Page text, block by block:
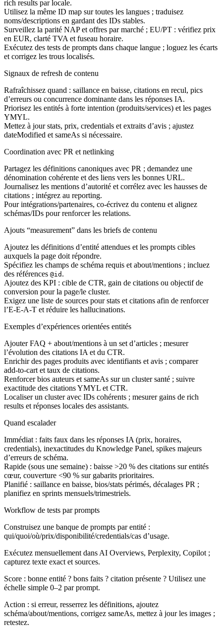
rich results par locale.
Utilisez la même ID map sur toutes les langues ; traduisez
noms/descriptions en gardant des IDs stables.
Surveillez la parité NAP et offres par marché ; EU/PT : vérifiez prix
en EUR, clarté TVA et fuseau horaire.
Exécutez des tests de prompts dans chaque langue ; loguez les écarts
et corrigez les trous localisés.
Signaux de refresh de contenu
Rafraîchissez quand : saillance en baisse, citations en recul, pics
d’erreurs ou concurrence dominante dans les réponses IA.
Priorisez les entités à forte intention (produits/services) et les pages
YMYL.
Mettez à jour stats, prix, credentials et extraits d’avis ; ajustez
dateModified et sameAs si nécessaire.
Coordination avec PR et netlinking
Partagez les définitions canoniques avec PR ; demandez une
dénomination cohérente et des liens vers les bonnes URL.
Journalisez les mentions d’autorité et corrélez avec les hausses de
citations ; intégrez au reporting.
Pour intégrations/partenaires, co‑écrivez du contenu et alignez
schémas/IDs pour renforcer les relations.
Ajouts “measurement” dans les briefs de contenu
Ajoutez les définitions d’entité attendues et les prompts cibles
auxquels la page doit répondre.
Spécifiez les champs de schéma requis et about/mentions ; incluez
des références @id .
Ajoutez des KPI : cible de CTR, gain de citations ou objectif de
conversion pour la page/le cluster.
Exigez une liste de sources pour stats et citations afin de renforcer
l’E‑E‑A‑T et réduire les hallucinations.
Exemples d’expériences orientées entités
Ajouter FAQ + about/mentions à un set d’articles ; mesurer
l’évolution des citations IA et du CTR.
Enrichir des pages produits avec identifiants et avis ; comparer
add‑to‑cart et taux de citations.
Renforcer bios auteurs et sameAs sur un cluster santé ; suivre
exactitude des citations YMYL et CTR.
Localiser un cluster avec IDs cohérents ; mesurer gains de rich
results et réponses locales des assistants.
Quand escalader
Immédiat : faits faux dans les réponses IA (prix, horaires,
credentials), inexactitudes du Knowledge Panel, spikes majeurs
d’erreurs de schéma.
Rapide (sous une semaine) : baisse >20 % des citations sur entités
cœur, couverture <90 % sur gabarits prioritaires.
Planifié : saillance en baisse, bios/stats périmés, décalages PR ;
planifiez en sprints mensuels/trimestriels.
Workflow de tests par prompts
Construisez une banque de prompts par entité :
qui/quoi/où/prix/disponibilité/credentials/cas d’usage.
Exécutez mensuellement dans AI Overviews, Perplexity, Copilot ;
capturez texte exact et sources.
Score : bonne entité ? bons faits ? citation présente ? Utilisez une
échelle simple 0–2 par prompt.
Action : si erreur, resserrez les définitions, ajoutez
schéma/about/mentions, corrigez sameAs, mettez à jour les images ;
retestez.